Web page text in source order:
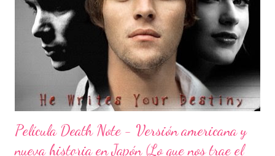
lo único que espero es que si en algún momento se llega a
desarrollar algún tipo de continuación, se trato de algo con buen
Película Death Note - Versión americana y
nueva historia en Japón (Lo que nos trae el